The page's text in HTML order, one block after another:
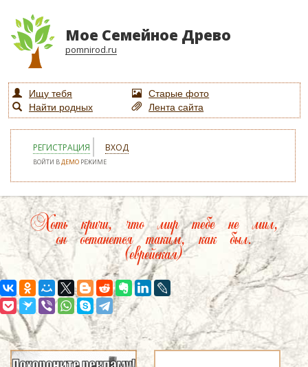
Мое Семейное Древо
pomnirod.ru
Ищу тебя
Старые фото
Найти родных
Лента сайта
РЕГИСТРАЦИЯ ВХОД
ВОЙТИ ВДЕМО РЕЖИМЕ
Хоть кричи, что мир тебе не мил,
он останется таким, как был.
(еврейская)